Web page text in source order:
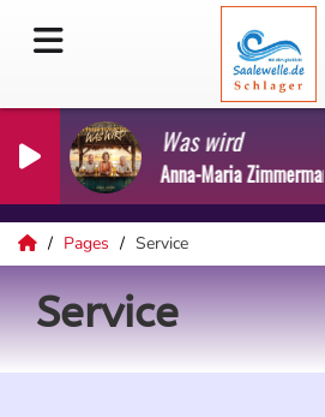
Was wird
Anna-Maria Zimmermann
Pages Service
Service